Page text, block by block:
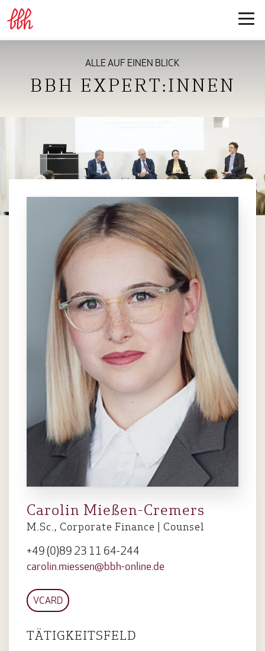
ALLE AUF EINEN BLICK
BBH EXPERT:INNEN
Carolin Mießen-Cremers
M.Sc., Corporate Finance | Counsel
+49 (0)89 23 11 64-244
carolin.miessen@bbh-online.de
VCARD
TÄTIGKEITSFELD